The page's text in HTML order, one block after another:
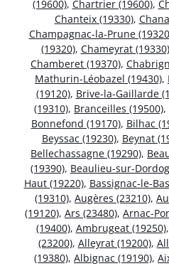
(19600), Chartrier (19600),
Chanteix (19330),
Champagnac-la-Prune
(19320), Chameyrat (19330)
Chamberet (19370),
Mathurin-Léobazel (19430),
(19120), Brive-la-Gaillarde
(19310), Branceilles (19500),
Bonnefond (19170), Bilhac
Beyssac (19230), Beynat
Bellechassagne (19290),
(19390), Beaulieu-sur-
Haut (19220), Bassignac-le-
(19310), Augères (23210),
(19120), Ars (23480), Arnac-
(19400), Ambrugeat (19250),
(23200), Alleyrat (19200),
(19380), Albignac (19190),